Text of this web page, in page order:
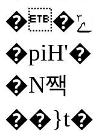
��ݻ�&sp�- �;��|����Ec&��ᅠ
�N짹